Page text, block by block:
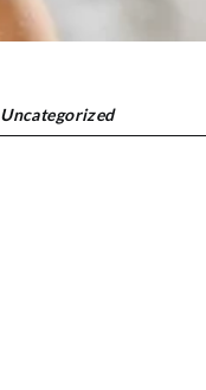
Uncategorized